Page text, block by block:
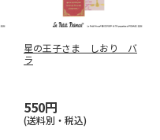
星の王子さま しおり バ
ラ
550円
(送料別・税込)